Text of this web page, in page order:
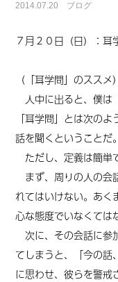
2014.07.20 ブログ
７月２０日（日）：耳
（「耳学問」のススメ）
人中に出ると、僕は
「耳学問」とは次の
話を聞くということだ。
ただし、定義は簡単
まず、周りの人の会
れてはいけない。あく
心な態度でいなくては
次に、その会話に参
てしまうと、「今の話
に思わせ、彼らを警戒